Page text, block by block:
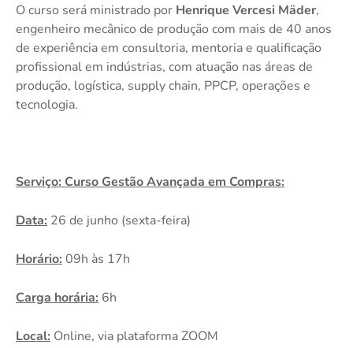
O curso será ministrado por Henrique Vercesi Mäder,
engenheiro mecânico de produção com mais de 40 anos
de experiência em consultoria, mentoria e qualificação
profissional em indústrias, com atuação nas áreas de
produção, logística, supply chain, PPCP, operações e
tecnologia.
Serviço: Curso Gestão Avançada em Compras:
Data: 26 de junho (sexta-feira)
Horário: 09h às 17h
Carga horária: 6h
Local: Online, via plataforma ZOOM